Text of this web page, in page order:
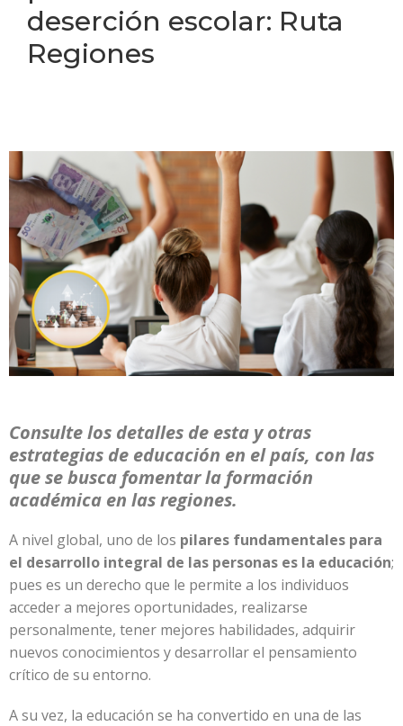
deserción escolar: Ruta
Regiones
Consulte los detalles de esta y otras
estrategias de educación en el país, con las
que se busca fomentar la formación
académica en las regiones.
A nivel global, uno de los pilares fundamentales para
el desarrollo integral de las personas es la educación;
pues es un derecho que le permite a los individuos
acceder a mejores oportunidades, realizarse
personalmente, tener mejores habilidades, adquirir
nuevos conocimientos y desarrollar el pensamiento
crítico de su entorno.
A su vez, la educación se ha convertido en una de las